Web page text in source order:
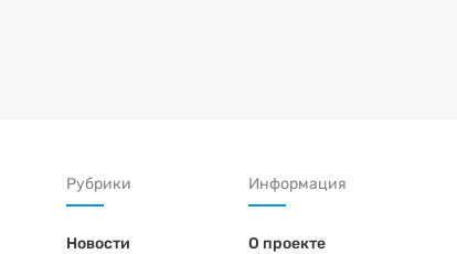
Рубрики
Новости
Информация
О проекте